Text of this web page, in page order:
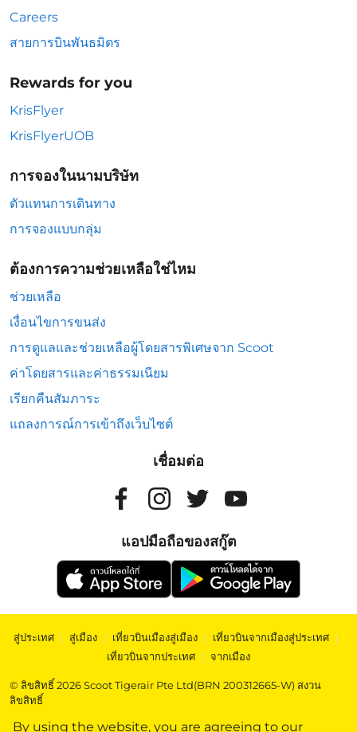
By using the website, you are agreeing to our
Careers
สายการบินพันธมิตร
Rewards for you
KrisFlyer
KrisFlyerUOB
การจองในนามบริษัท
ตัวแทนการเดินทาง
การจองแบบกลุ่ม
ต้องการความช่วยเหลือใช่ไหม
ช่วยเหลือ
เงื่อนไขการขนส่ง
การดูแลและช่วยเหลือผู้โดยสารพิเศษจาก Scoot
ค่าโดยสารและค่าธรรมเนียม
เรียกคืนสัมภาระ
แถลงการณ์การเข้าถึงเว็บไซต์
เชื่อมต่อ
แอปมือถือของสกู๊ต
สู่ประเทศ | สู่เมือง | เที่ยวบินเมืองสู่เมือง | เที่ยวบินจากเมืองสู่ประเทศ |
เที่ยวบินจากประเทศ | จากเมือง
© ลิขสิทธิ์ 2026 Scoot Tigerair Pte Ltd(BRN 200312665-W) สงวน
ลิขสิทธิ์